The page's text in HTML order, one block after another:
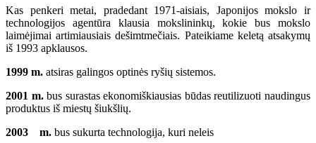
Kas penkeri metai, pradedant 1971-aisiais, Japonijos mokslo ir
technologijos agentūra klausia mokslininkų, kokie bus mokslo
laimėjimai artimiausiais dešimtmečiais. Pateikiame keletą atsakymų
iš 1993 apklausos.
1999 m. atsiras galingos optinės ryšių sistemos.
2001 m.bus surastas ekonomiškiausias būdas reutilizuoti naudingus
produktus iš miestų šiukšlių.
2003 m. bus sukurta technologija, kuri neleis